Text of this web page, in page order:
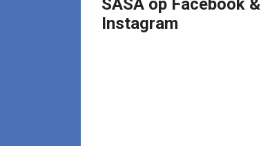
SASA op Facebook &
Instagram